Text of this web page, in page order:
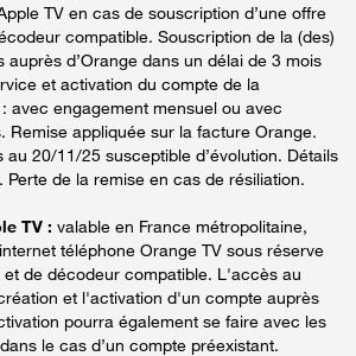
TV en cas de souscription d’une offre
compatible. Souscription de la (des)
auprès d’Orange dans un délai de 3 mois
et activation du compte de la
avec engagement mensuel ou avec
Remise appliquée sur la facture Orange.
au 20/11/25 susceptible d’évolution. Détails
Perte de la remise en cas de résiliation.
TV : valable en France métropolitaine,
téléphone Orange TV sous réserve
et de décodeur compatible. L'accès au
et l'activation d'un compte auprès
pourra également se faire avec les
le cas d’un compte préexistant.